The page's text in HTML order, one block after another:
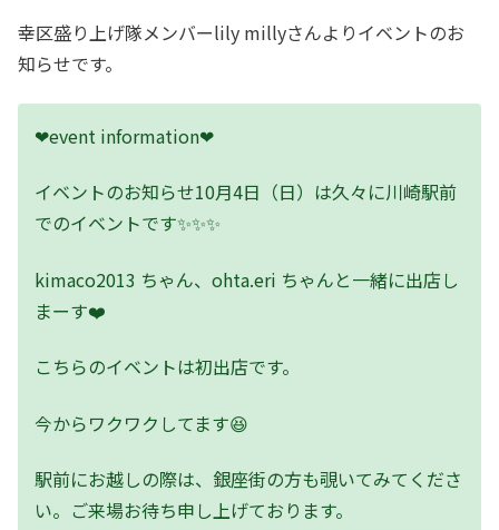
幸区盛り上げ隊メンバーlily millyさんよりイベントのお
知らせです。
❤︎event information❤︎
イベントのお知らせ10月4日（日）は久々に川崎駅前
でのイベントです✨✨✨
kimaco2013 ちゃん、ohta.eri ちゃんと一緒に出店し
まーす❤️
こちらのイベントは初出店です。
今からワクワクしてます😆
駅前にお越しの際は、銀座街の方も覗いてみてくださ
い。ご来場お待ち申し上げております。